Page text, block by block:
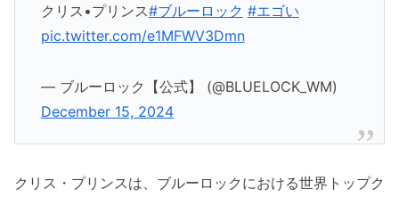
クリス•プリンス#ブルーロック #エゴい
pic.twitter.com/e1MFWV3Dmn
— ブルーロック【公式】 (@BLUELOCK_WM)
December 15, 2024
クリス・プリンスは、ブルーロックにおける世界トップク